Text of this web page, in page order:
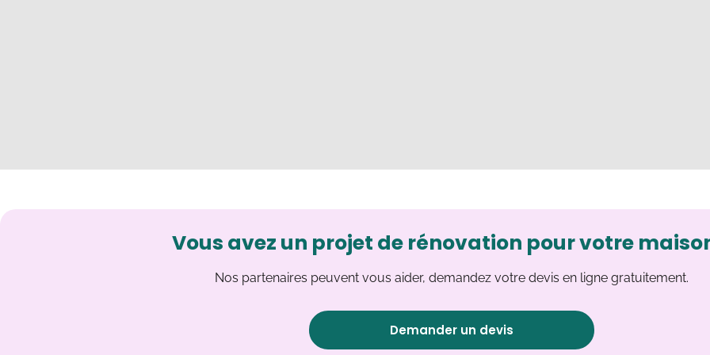
Vous avez un projet de rénovation pour votre
Nos partenaires peuvent vous aider, demandez votre devis en ligne gratuitement.
Demander un devis